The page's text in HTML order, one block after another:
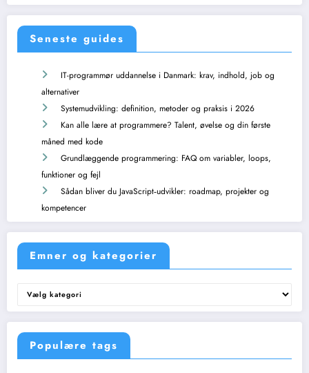
Seneste guides
IT-programmør uddannelse i Danmark: krav, indhold, job og
alternativer
Systemudvikling: definition, metoder og praksis i 2026
Kan alle lære at programmere? Talent, øvelse og din første
måned med kode
Grundlæggende programmering: FAQ om variabler, loops,
funktioner og fejl
Sådan bliver du JavaScript‑udvikler: roadmap, projekter og
kompetencer
Emner og kategorier
Emner
kategorier
Populære tags